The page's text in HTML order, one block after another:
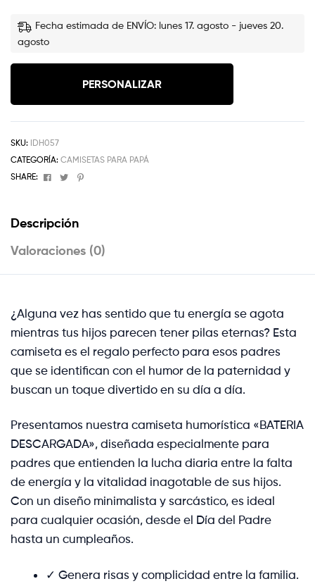
Fecha estimada de ENVÍO: lunes 17. agosto - jueves 20.
agosto
PERSONALIZAR
SKU: IDH057
CATEGORÍA: CAMISETAS PARA PAPÁ
SHARE:
Facebook
TwitterPinterest
Descripción
Valoraciones (0)
¿Alguna vez has sentido que tu energía se agota
mientras tus hijos parecen tener pilas eternas? Esta
camiseta es el regalo perfecto para esos padres
que se identifican con el humor de la paternidad y
buscan un toque divertido en su día a día.
Presentamos nuestra camiseta humorística «BATERIA
DESCARGADA», diseñada especialmente para
padres que entienden la lucha diaria entre la falta
de energía y la vitalidad inagotable de sus hijos.
Con un diseño minimalista y sarcástico, es ideal
para cualquier ocasión, desde el Día del Padre
hasta un cumpleaños.
✓ Genera risas y complicidad entre la familia.